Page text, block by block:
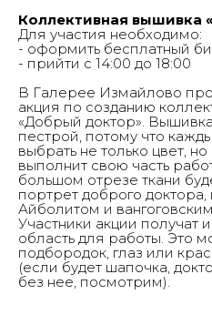
Коллективная вышивка
Для участия необходимо:
- оформить бесплатный
- прийти с 14:00 до 18:00
В Галерее Измайлово
акция по созданию
«Добрый доктор».
пестрой, потому что
выбрать не только цвет,
выполнит свою часть
большом отрезе ткани
портрет доброго
Айболитом и
Участники акции получат
область для работы. Это
подбородок, глаз или
(если будет шапочка,
без нее, посмотрим).